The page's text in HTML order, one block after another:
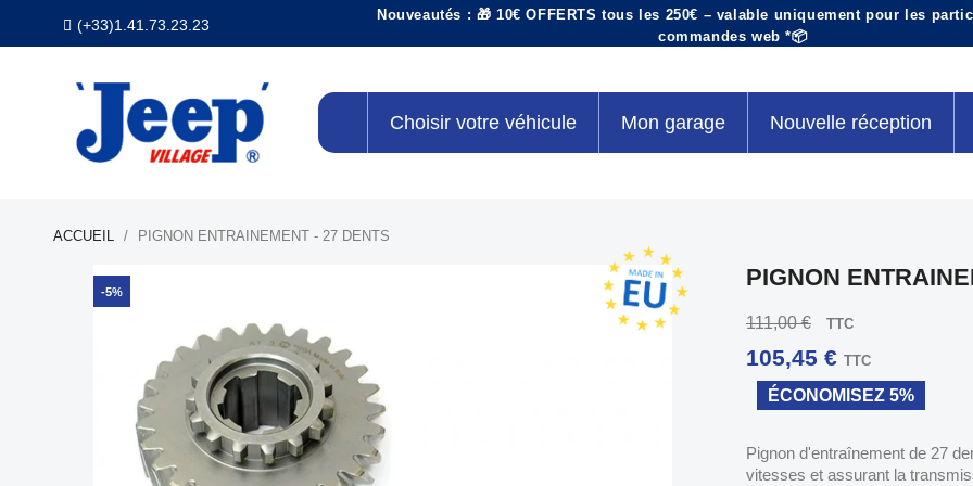
(+33)1.41.73.23.23
Nouveautés : 🎁 10€ OFFERTS tous les 250€ – valable uniquement pour les
commandes web *📦
Choisir votre véhicule Mon garage Nouvelle réception
ACCUEIL PIGNON ENTRAINEMENT - 27 DENTS
-5%
PIGNON
111,00 € TTC
105,45 € TTC
ÉCONOMISEZ 5%
Pignon d'entraînement de 27
vitesses et assurant la